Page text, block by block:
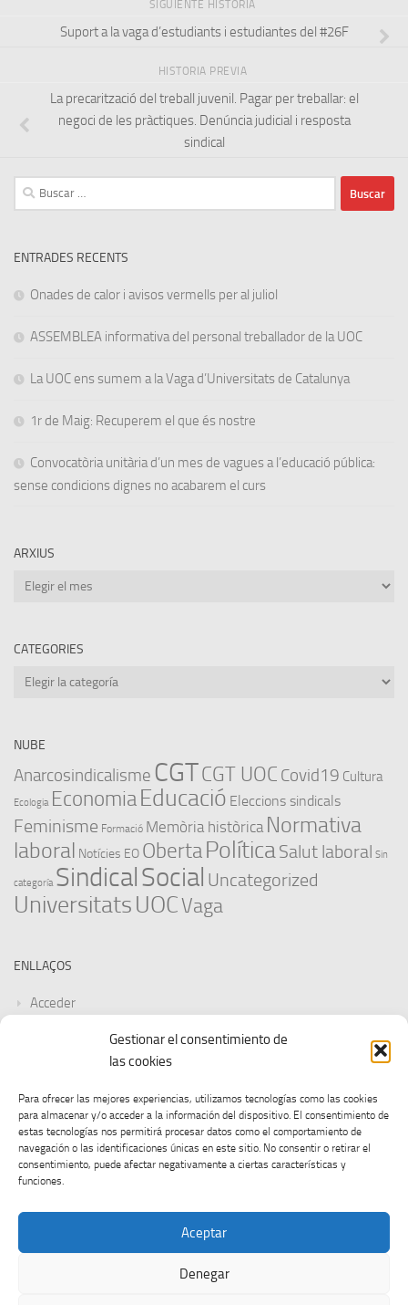
Gestionar el consentimiento de
las cookies
Para ofrecer las mejores experiencias, utilizamos tecnologías como las cookies
para almacenar y/o acceder a la información del dispositivo. El consentimiento de
estas tecnologías nos permitirá procesar datos como el comportamiento de
navegación o las identificaciones únicas en este sitio. No consentir o retirar el
consentimiento, puede afectar negativamente a ciertas características y
funciones.
Aceptar
Denegar
SIGUIENTE HISTORIA
Suport a la vaga d’estudiants i estudiantes del #26F
HISTORIA PREVIA
La precarització del treball juvenil. Pagar per treballar: el
negoci de les pràctiques. Denúncia judicial i resposta
sindical
Buscar:
ENTRADES RECENTS
Onades de calor i avisos vermells per al juliol
ASSEMBLEA informativa del personal treballador de la UOC
La UOC ens sumem a la Vaga d’Universitats de Catalunya
1r de Maig: Recuperem el que és nostre
Convocatòria unitària d’un mes de vagues a l’educació pública:
sense condicions dignes no acabarem el curs
ARXIUS
Arxius
CATEGORIES
Categories
NUBE
Anarcosindicalisme CGTCGT UOC Covid19 Cultura
Ecologia EconomiaEducació Eleccions sindicals
Feminisme Formació Memòria històrica Normativa
laboral Notícies EO ObertaPolíticaSalut laboral Sin
categoría SindicalSocial Uncategorized
UniversitatsUOCVaga
ENLLAÇOS
Acceder
Feed de entradas
WordPress.org